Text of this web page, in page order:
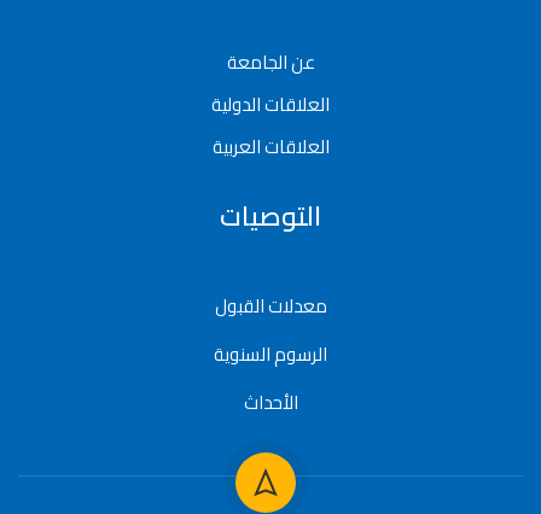
عن الجامعة
العلاقات الدولية
العلاقات العربية
التوصيات
معدلات القبول
الرسوم السنوية
الأحداث